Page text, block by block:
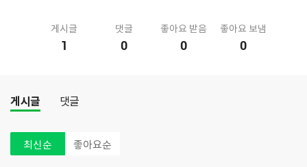
게시글
1
댓글
0
좋아요 받음
0
좋아요 보냄
0
게시글 댓글
최신순 좋아요순